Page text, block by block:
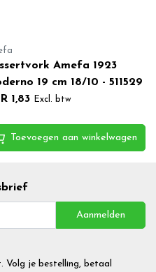
Amefa 1923
19 cm 18/10 - 511529
1,83
Excl. btw
Toevoegen aan winkelwagen
Aanmelden
Volg je bestelling, betaal